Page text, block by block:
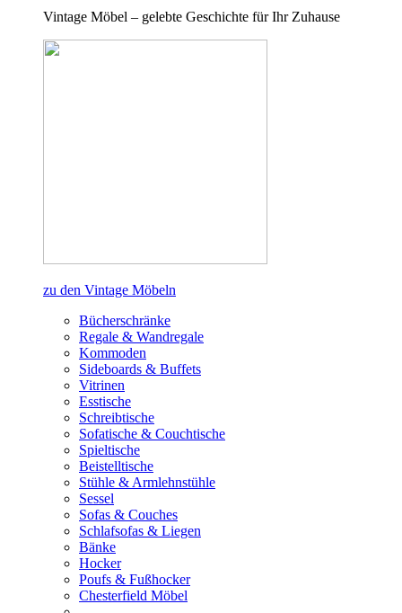
Vintage Möbel – gelebte Geschichte für Ihr Zuhause
zu den Vintage Möbeln
Bücherschränke
Regale & Wandregale
Kommoden
Sideboards & Buffets
Vitrinen
Esstische
Schreibtische
Sofatische & Couchtische
Spieltische
Beistelltische
Stühle & Armlehnstühle
Sessel
Sofas & Couches
Schlafsofas & Liegen
Bänke
Hocker
Poufs & Fußhocker
Chesterfield Möbel